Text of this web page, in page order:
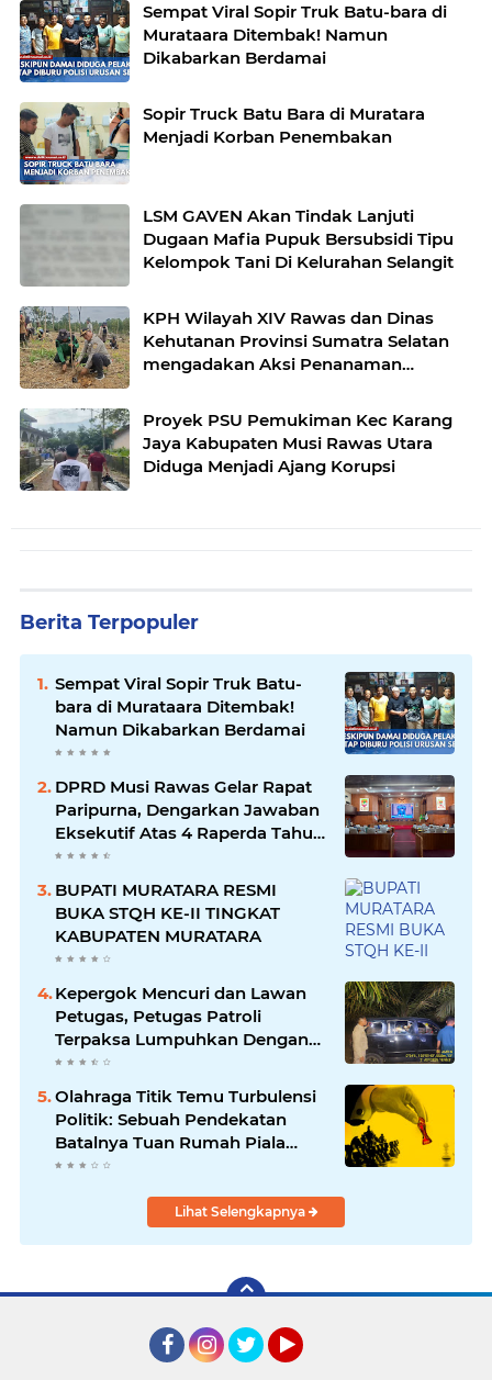
Sempat Viral Sopir Truk Batu-bara di
Murataara Ditembak! Namun
Dikabarkan Berdamai
Sopir Truck Batu Bara di Muratara
Menjadi Korban Penembakan
LSM GAVEN Akan Tindak Lanjuti
Dugaan Mafia Pupuk Bersubsidi Tipu
Kelompok Tani Di Kelurahan Selangit
KPH Wilayah XIV Rawas dan Dinas
Kehutanan Provinsi Sumatra Selatan
mengadakan Aksi Penanaman
Proyek PSU Pemukiman Kec Karang
Jaya Kabupaten Musi Rawas Utara
Diduga Menjadi Ajang Korupsi
Berita Terpopuler
Sempat Viral Sopir Truk Batu-
bara di Murataara Ditembak!
Namun Dikabarkan Berdamai
DPRD Musi Rawas Gelar Rapat
Paripurna, Dengarkan Jawaban
Eksekutif Atas 4 Raperda Tahun
2026
BUPATI MURATARA RESMI
BUKA STQH KE-II TINGKAT
KABUPATEN MURATARA
Kepergok Mencuri dan Lawan
Petugas, Petugas Patroli
Terpaksa Lumpuhkan Dengan
Peluru Karet
Olahraga Titik Temu Turbulensi
Politik: Sebuah Pendekatan
Batalnya Tuan Rumah Piala
Dunia U-20
Lihat Selengkapnya